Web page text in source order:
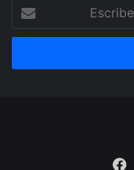
tu
correo